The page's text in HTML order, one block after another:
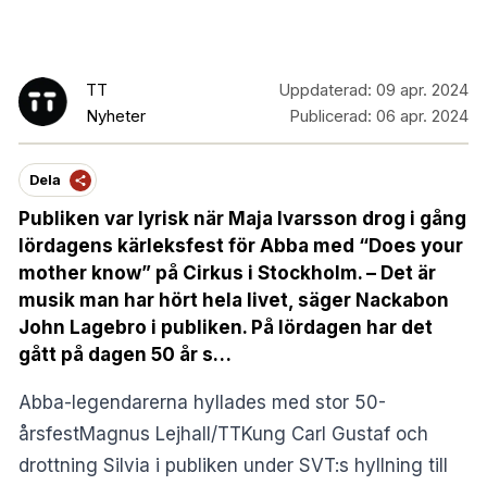
TT
Nyheter
Uppdaterad: 09 apr. 2024
Publicerad: 06 apr. 2024
Dela
Publiken var lyrisk när Maja Ivarsson drog i gång
lördagens kärleksfest för Abba med “Does your
mother know” på Cirkus i Stockholm. – Det är
musik man har hört hela livet, säger Nackabon
John Lagebro i publiken. På lördagen har det
gått på dagen 50 år s…
Abba-legendarerna hyllades med stor 50-
årsfestMagnus Lejhall/TTKung Carl Gustaf och
drottning Silvia i publiken under SVT:s hyllning till